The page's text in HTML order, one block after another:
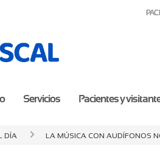
Servicios Pacientes y
día La música con audífonos